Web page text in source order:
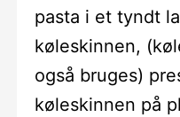
pasta i et tyndt
køleskinnen,
også bruges)
køleskinnen på